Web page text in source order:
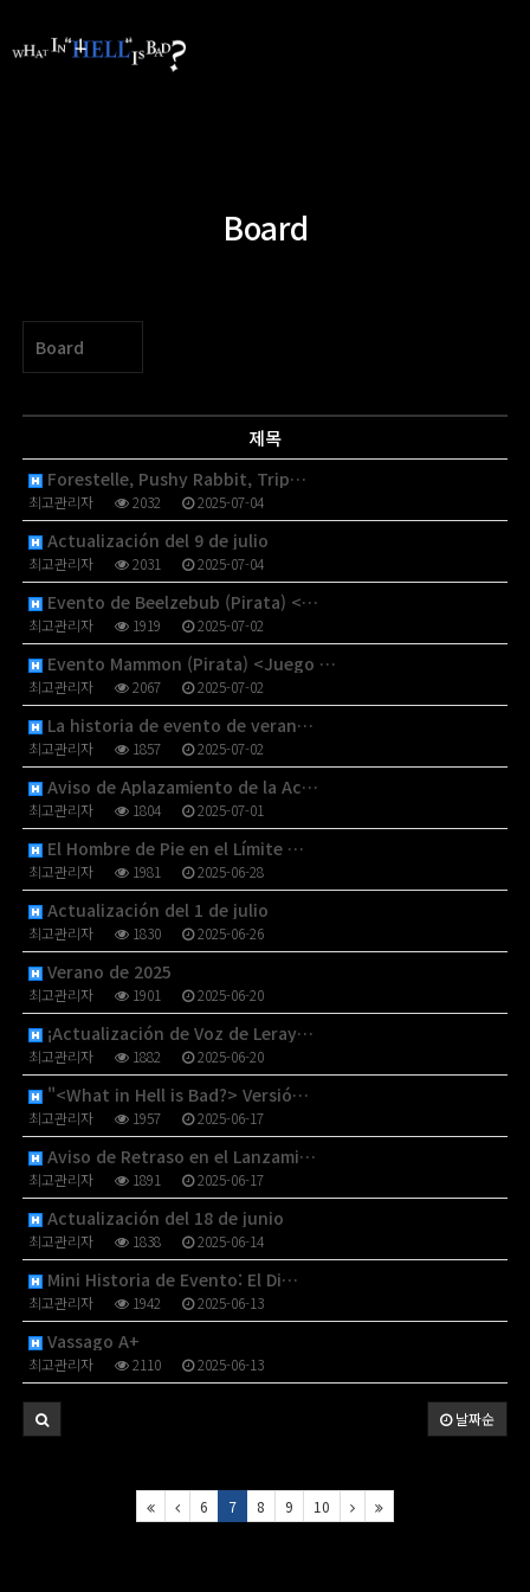
Board
Board
제목
Forestelle, Pushy Rabbit, Trip…
최고관리자 2032 2025-07-04
Actualización del 9 de julio
최고관리자 2031 2025-07-04
Evento de Beelzebub (Pirata) <…
최고관리자 1919 2025-07-02
Evento Mammon (Pirata) <Juego …
최고관리자 2067 2025-07-02
La historia de evento de veran…
최고관리자 1857 2025-07-02
Aviso de Aplazamiento de la Ac…
최고관리자 1804 2025-07-01
El Hombre de Pie en el Límite …
최고관리자 1981 2025-06-28
Actualización del 1 de julio
최고관리자 1830 2025-06-26
Verano de 2025
최고관리자 1901 2025-06-20
¡Actualización de Voz de Leray…
최고관리자 1882 2025-06-20
"<What in Hell is Bad?> Versió…
최고관리자 1957 2025-06-17
Aviso de Retraso en el Lanzami…
최고관리자 1891 2025-06-17
Actualización del 18 de junio
최고관리자 1838 2025-06-14
Mini Historia de Evento: El Di…
최고관리자 1942 2025-06-13
Vassago A+
최고관리자 2110 2025-06-13
날짜순
6 7 8 9 10